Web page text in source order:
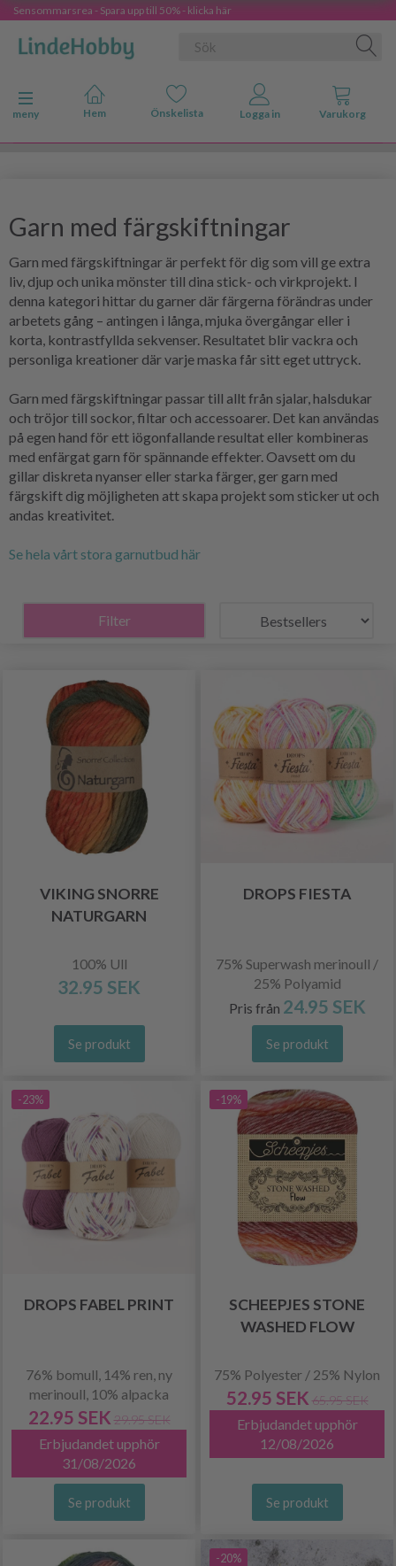
Sensommarsrea - Spara upp till 50% - klicka här
Ändra navigering
meny
Garn med färgskiftningar
Garn med färgskiftningar är perfekt för dig som vill ge extra
liv, djup och unika mönster till dina stick- och virkprojekt. I
denna kategori hittar du garner där färgerna förändras under
arbetets gång – antingen i långa, mjuka övergångar eller i
korta, kontrastfyllda sekvenser. Resultatet blir vackra och
personliga kreationer där varje maska får sitt eget uttryck.
Garn med färgskiftningar passar till allt från sjalar, halsdukar
och tröjor till sockor, filtar och accessoarer. Det kan användas
på egen hand för ett iögonfallande resultat eller kombineras
med enfärgat garn för spännande effekter. Oavsett om du
gillar diskreta nyanser eller starka färger, ger garn med
färgskift dig möjligheten att skapa projekt som sticker ut och
andas kreativitet.
Se hela vårt stora garnutbud här
Filter
VIKING SNORRE
NATURGARN
100% Ull
32.95 SEK
Se produkt
DROPS FIESTA
75% Superwash merinoull /
25% Polyamid
Pris från 24.95 SEK
Se produkt
-23%
DROPS FABEL PRINT
76% bomull, 14% ren, ny
merinoull, 10% alpacka
22.95 SEK 29.95 SEK
Erbjudandet upphör
31/08/2026
Se produkt
-19%
SCHEEPJES STONE
WASHED FLOW
75% Polyester / 25% Nylon
52.95 SEK 65.95 SEK
Erbjudandet upphör
12/08/2026
Se produkt
-20%